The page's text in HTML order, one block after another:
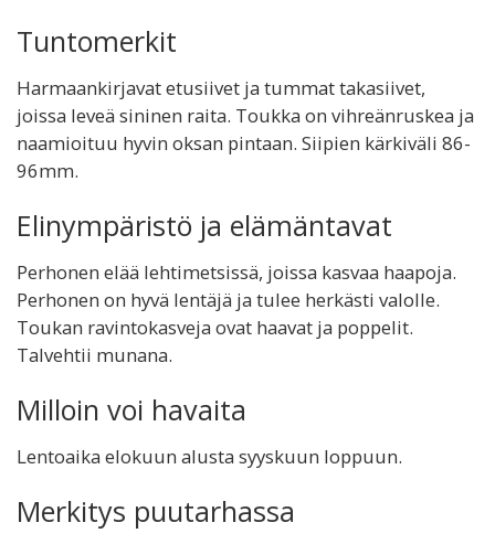
Tuntomerkit
Harmaankirjavat etusiivet ja tummat takasiivet,
joissa leveä sininen raita. Toukka on vihreänruskea ja
naamioituu hyvin oksan pintaan. Siipien kärkiväli 86-
96mm.
Elinympäristö ja elämäntavat
Perhonen elää lehtimetsissä, joissa kasvaa haapoja.
Perhonen on hyvä lentäjä ja tulee herkästi valolle.
Toukan ravintokasveja ovat haavat ja poppelit.
Talvehtii munana.
Milloin voi havaita
Lentoaika elokuun alusta syyskuun loppuun.
Merkitys puutarhassa